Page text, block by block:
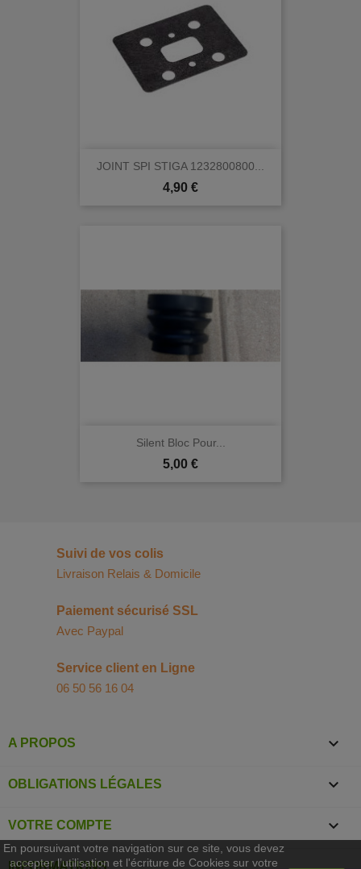
En poursuivant votre navigation sur ce site, vous devez
accepter l’utilisation et l'écriture de Cookies sur votre
JOINT SPI STIGA 1232800800...
Prix
4,90 €
Silent Bloc Pour...
Prix
5,00 €
Suivi de vos colis
Livraison Relais & Domicile
Paiement sécurisé SSL
Avec Paypal
Service client en Ligne
06 50 56 16 04
A PROPOS 
OBLIGATIONS LÉGALES 
VOTRE COMPTE 
INFORMATIONS